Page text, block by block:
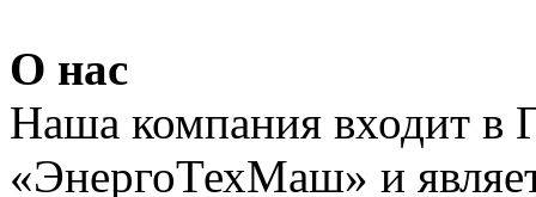
О нас
Наша компания входит в
«ЭнергоТехМаш» и